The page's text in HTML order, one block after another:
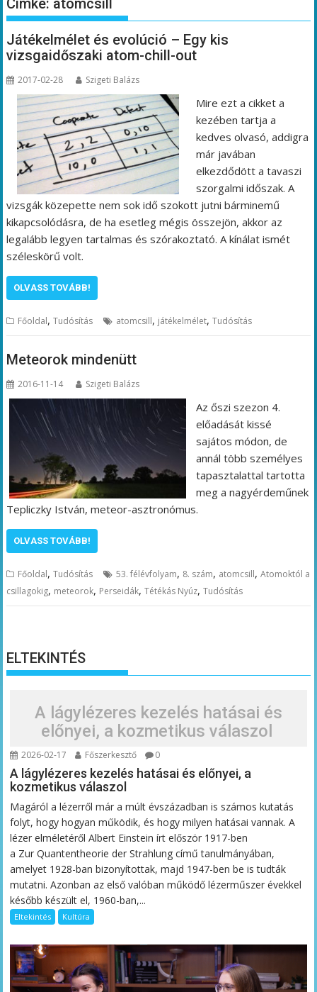
Címke: atomcsill
Játékelmélet és evolúció – Egy kis
vizsgaidőszaki atom-chill-out
2017-02-28 Szigeti Balázs
Mire ezt a cikket a
kezében tartja a
kedves olvasó, addigra
már javában
elkezdődött a tavaszi
szorgalmi időszak. A
vizsgák közepette nem sok idő szokott jutni bárminemű
kikapcsolódásra, de ha esetleg mégis összejön, akkor az
legalább legyen tartalmas és szórakoztató. A kínálat ismét
széleskörű volt.
OLVASS TOVÁBB!
Főoldal,Tudósítás atomcsill, játékelmélet,Tudósítás
Meteorok mindenütt
2016-11-14 Szigeti Balázs
Az őszi szezon 4.
előadását kissé
sajátos módon, de
annál több személyes
tapasztalattal tartotta
meg a nagyérdeműnek
Tepliczky István, meteor-asztronómus.
OLVASS TOVÁBB!
Főoldal,Tudósítás 53. félévfolyam, 8. szám, atomcsill,Atomoktól a
csillagokig, meteorok, Perseidák,Tétékás Nyúz,Tudósítás
ELTEKINTÉS
A lágylézeres kezelés hatásai és
előnyei, a kozmetikus válaszol
2026-02-17 Főszerkesztő 0
A lágylézeres kezelés hatásai és előnyei, a
kozmetikus válaszol
Magáról a lézerről már a múlt évszázadban is számos kutatás
folyt, hogy hogyan működik, és hogy milyen hatásai vannak. A
lézer elméletéről Albert Einstein írt először 1917-ben
a Zur Quantentheorie der Strahlung című tanulmányában,
amelyet 1928-ban bizonyítottak, majd 1947-ben be is tudták
mutatni. Azonban az első valóban működő lézerműszer évekkel
később készült el, 1960-ban,...
Eltekintés Kultúra